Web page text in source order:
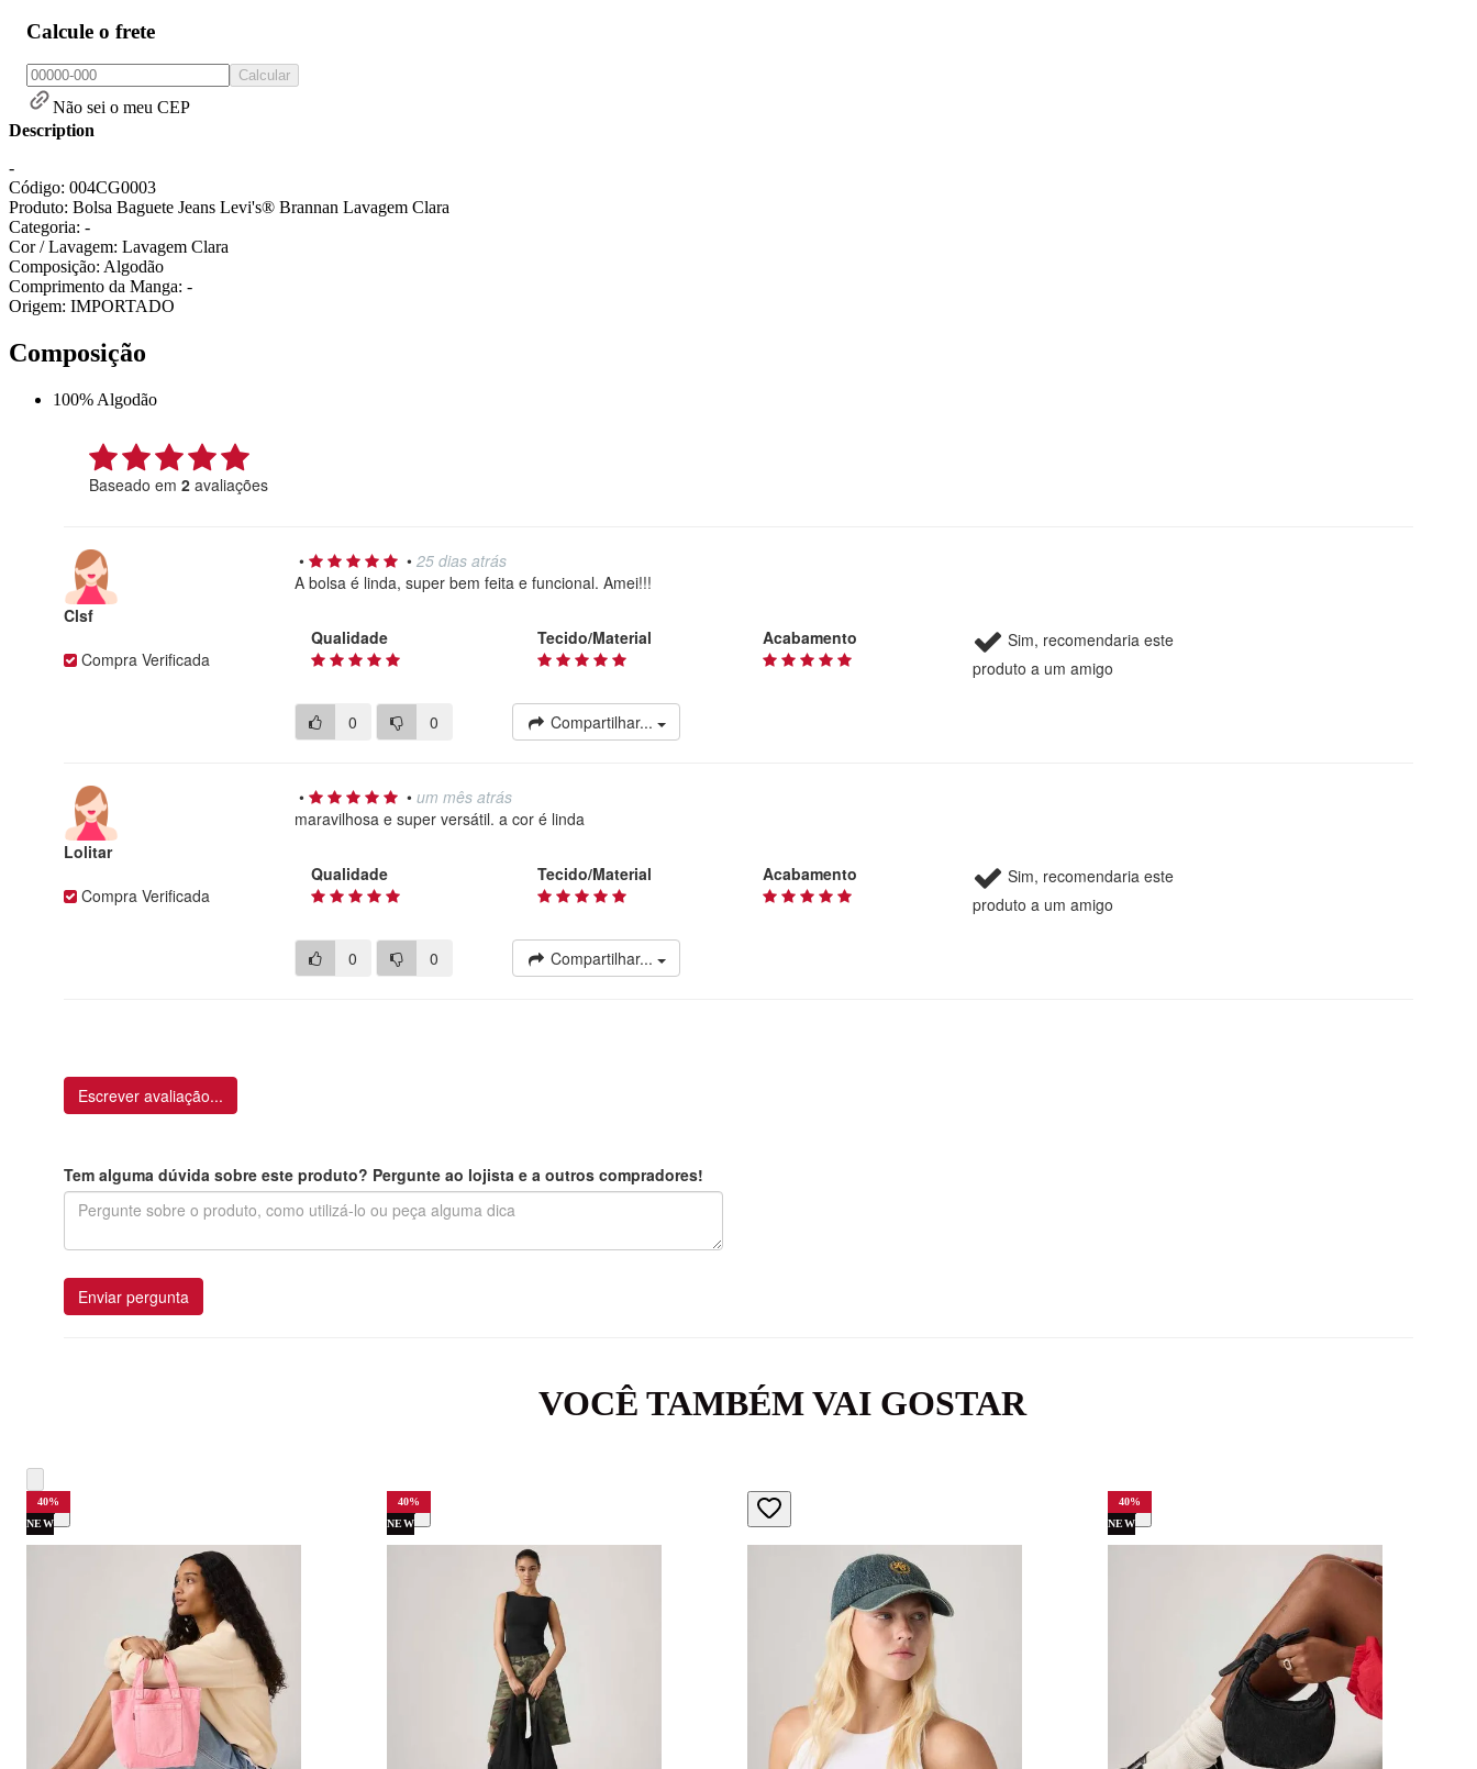
Calcule o frete
Calcular
Não sei o meu CEP
Description
-
Código: 004CG0003
Produto: Bolsa Baguete Jeans Levi's® Brannan Lavagem Clara
Categoria: -
Cor / Lavagem: Lavagem Clara
Composição: Algodão
Comprimento da Manga: -
Origem: IMPORTADO
Composição
100% Algodão
Baseado em 2 avaliações
Clsf
Compra Verificada
• • 25 dias atrás
A bolsa é linda, super bem feita e funcional. Amei!!!
Qualidade Tecido/Material Acabamento
Sim, recomendaria este
produto a um amigo
0 0 Compartilhar...
Lolitar
Compra Verificada
• • um mês atrás
maravilhosa e super versátil. a cor é linda
Qualidade Tecido/Material Acabamento
Sim, recomendaria este
produto a um amigo
0 0 Compartilhar...
Escrever avaliação...
Tem alguma dúvida sobre este produto? Pergunte ao lojista e a outros compradores!
Enviar pergunta
VOCÊ TAMBÉM VAI GOSTAR
40%
NEW
40%
NEW
40%
NEW